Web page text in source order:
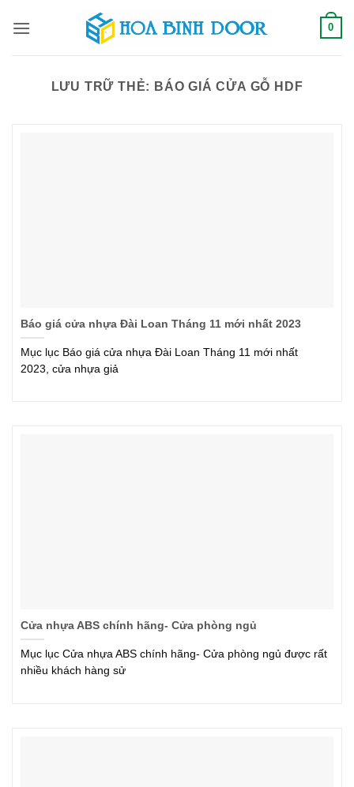
qua
0
LƯU TRỮ THẺ: BÁO GIÁ CỬA GỖ HDF
Báo giá cửa nhựa Đài Loan Tháng 11 mới nhất 2023
Mục lục Báo giá cửa nhựa Đài Loan Tháng 11 mới nhất
2023, cửa nhựa giả
Cửa nhựa ABS chính hãng- Cửa phòng ngủ
Mục lục Cửa nhựa ABS chính hãng- Cửa phòng ngủ được rất
nhiều khách hàng sử